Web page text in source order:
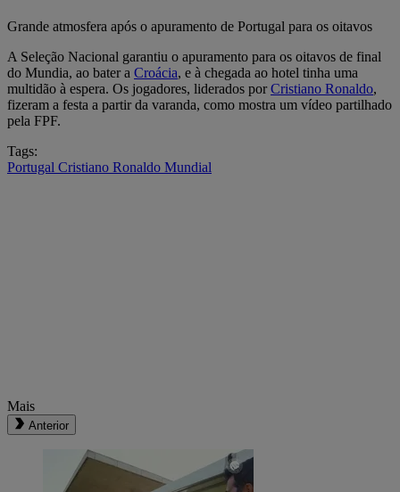
Grande atmosfera após o apuramento de Portugal para os oitavos
A Seleção Nacional garantiu o apuramento para os oitavos de final
do Mundia, ao bater a Croácia, e à chegada ao hotel tinha uma
multidão à espera. Os jogadores, liderados porCristiano Ronaldo,
fizeram a festa a partir da varanda, como mostra um vídeo partilhado
pela FPF.
Tags:
Portugal Cristiano Ronaldo Mundial
Mais
Anterior